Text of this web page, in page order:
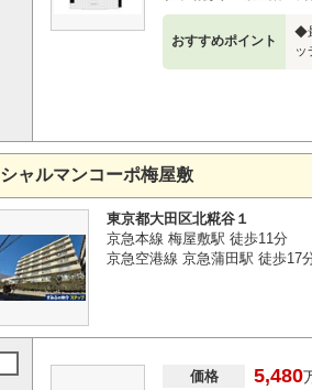
おすすめポイント
◆
ッ
シャルマンコーポ梅屋敷
東京都大田区北糀谷１
京急本線 梅屋敷駅 徒歩11分
京急空港線 京急蒲田駅 徒歩17
価格 5,480